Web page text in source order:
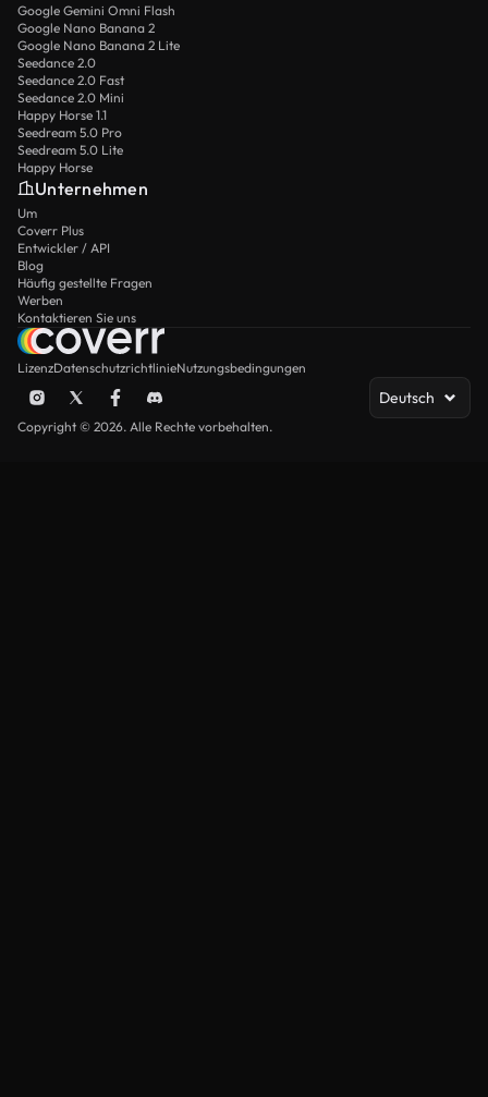
Google Gemini Omni Flash
Google Nano Banana 2
Google Nano Banana 2 Lite
Seedance 2.0
Seedance 2.0 Fast
Seedance 2.0 Mini
Happy Horse 1.1
Seedream 5.0 Pro
Seedream 5.0 Lite
Happy Horse
Unternehmen
Um
Coverr Plus
Entwickler / API
Blog
Häufig gestellte Fragen
Werben
Kontaktieren Sie uns
LizenzDatenschutzrichtlinieNutzungsbedingungen
Deutsch
Copyright © 2026. Alle Rechte vorbehalten.